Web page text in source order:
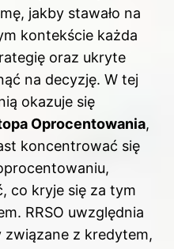
jakby stawało na
kontekście każda
oraz ukryte
na decyzję. W tej
okazuje się
Oprocentowania,
koncentrować się
co kryje się za tym
RRSO uwzględnia
związane z kredytem,